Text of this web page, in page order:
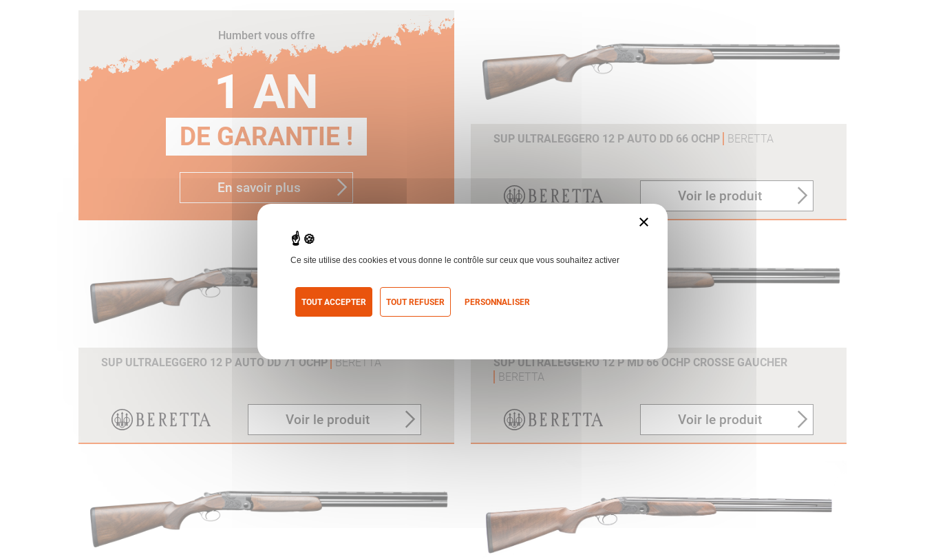
Humbert vous offre
1 AN
DE GARANTIE !
En savoir plus
SUP ULTRALEGGERO 12 P AUTO DD 66 OCHP BERETTA
Voir le produit
SUP ULTRALEGGERO 12 P AUTO DD 71 OCHP BERETTA
Voir le produit
SUP ULTRALEGGERO 12 P MD 66 OCHP CROSSE GAUCHER
BERETTA
Voir le produit
×
Ce site utilise des cookies et vous donne le contrôle sur ceux que vous souhaitez activer
TOUT ACCEPTER TOUT REFUSER PERSONNALISER